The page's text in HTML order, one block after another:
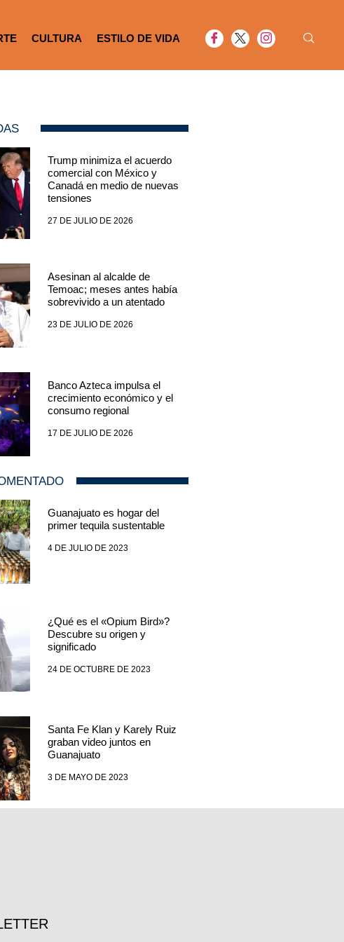
CULTURA ESTILO DE VIDA
Trump minimiza el acuerdo
comercial con México y
Canadá en medio de nuevas
tensiones
27 DE JULIO DE 2026
Asesinan al alcalde de
Temoac; meses antes había
sobrevivido a un atentado
23 DE JULIO DE 2026
Banco Azteca impulsa el
crecimiento económico y el
consumo regional
17 DE JULIO DE 2026
Guanajuato es hogar del
primer tequila sustentable
4 DE JULIO DE 2023
¿Qué es el «Opium Bird»?
Descubre su origen y
significado
24 DE OCTUBRE DE 2023
Santa Fe Klan y Karely Ruiz
graban video juntos en
Guanajuato
3 DE MAYO DE 2023